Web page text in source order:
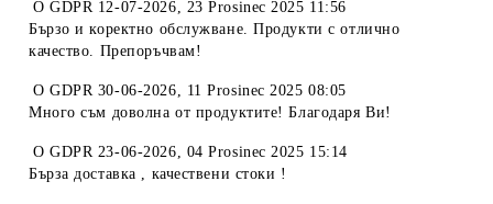
OGDPR 12-07-2026, 23 Prosinec 2025 11:56
Бързо и коректно обслужване. Продукти с отлично
качество. Препоръчвам!
OGDPR 30-06-2026, 11 Prosinec 2025 08:05
Много съм доволна от продуктите! Благодаря Ви!
OGDPR 23-06-2026, 04 Prosinec 2025 15:14
Бърза доставка , качествени стоки !